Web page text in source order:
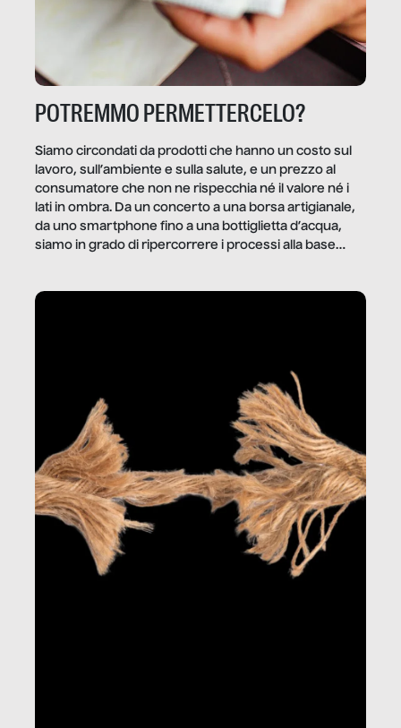
POTREMMO PERMETTERCELO?
Siamo circondati da prodotti che hanno un costo sul
lavoro, sull’ambiente e sulla salute, e un prezzo al
consumatore che non ne rispecchia né il valore né i
lati in ombra. Da un concerto a una borsa artigianale,
da uno smartphone fino a una bottiglietta d’acqua,
siamo in grado di ripercorrere i processi alla base
dietro gli oggetti e i servizi che fanno la nostra vita